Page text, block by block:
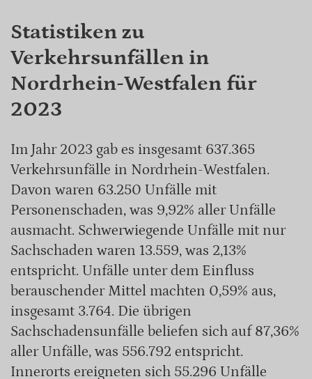
Statistiken zu
Verkehrsunfällen in
Nordrhein-Westfalen für
2023
Im Jahr 2023 gab es insgesamt 637.365
Verkehrsunfälle in Nordrhein-Westfalen.
Davon waren 63.250 Unfälle mit
Personenschaden, was 9,92% aller Unfälle
ausmacht. Schwerwiegende Unfälle mit nur
Sachschaden waren 13.559, was 2,13%
entspricht. Unfälle unter dem Einfluss
berauschender Mittel machten 0,59% aus,
insgesamt 3.764. Die übrigen
Sachschadensunfälle beliefen sich auf 87,36%
aller Unfälle, was 556.792 entspricht.
Innerorts ereigneten sich 55.296 Unfälle